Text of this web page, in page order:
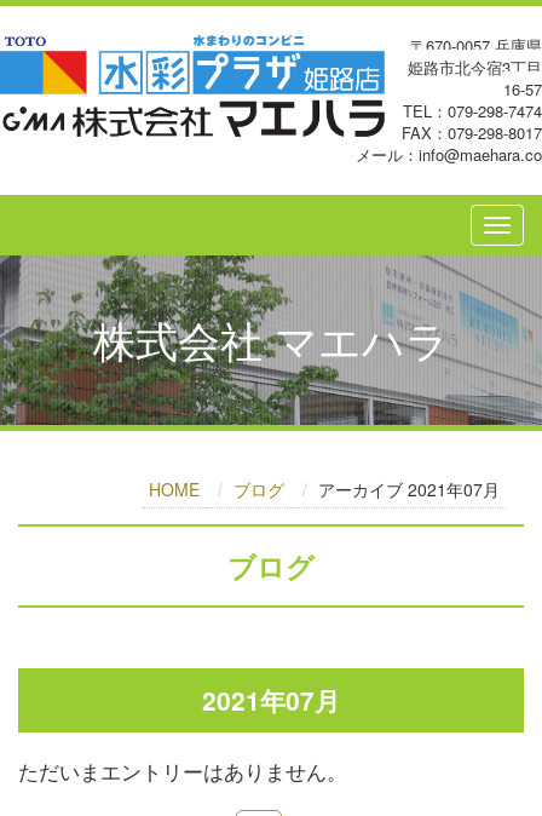
〒670-0057 兵庫県
姫路市北今宿3丁目
16-57
TEL：079-298-7474
FAX：079-298-8017
メール：info@maehara.co
株式会社 マエハラ
HOME ブログ アーカイブ 2021年07月
ブログ
2021年07月
ただいまエントリーはありません。